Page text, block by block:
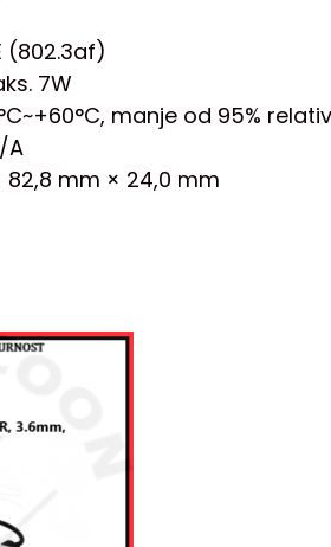
(802.3af)
7W
manje od 95%
A
82,8 mm × 24,0 mm